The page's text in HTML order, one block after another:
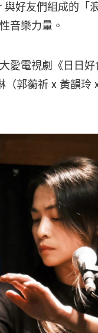
好友們組成的「
音樂力量。
愛電視劇《日日
（郭蘅祈 x 黃韻